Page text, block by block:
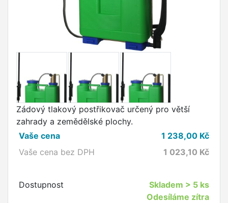
Zádový tlakový postřikovač určený pro větší
zahrady a zemědělské plochy.
Vaše cena
1 238,00 Kč
Vaše cena bez DPH
1 023,10 Kč
Dostupnost Skladem > 5 ks
Odesíláme zítra